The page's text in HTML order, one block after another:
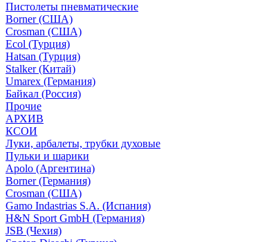
Пистолеты пневматические
Borner (США)
Crosman (США)
Ecol (Турция)
Hatsan (Турция)
Stalker (Китай)
Umarex (Германия)
Байкал (Россия)
Прочие
АРХИВ
КСОИ
Луки, арбалеты, трубки духовые
Пульки и шарики
Apolo (Аргентина)
Borner (Германия)
Crosman (США)
Gamo Indastrias S.A. (Испания)
H&N Sport GmbH (Германия)
JSB (Чехия)